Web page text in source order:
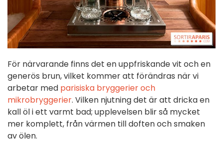
För närvarande finns det en uppfriskande vit och en
generös brun, vilket kommer att förändras när vi
arbetar med parisiska bryggerier och
mikrobryggerier. Vilken njutning det är att dricka en
kall öl i ett varmt bad; upplevelsen blir så mycket
mer komplett, från värmen till doften och smaken
av ölen.